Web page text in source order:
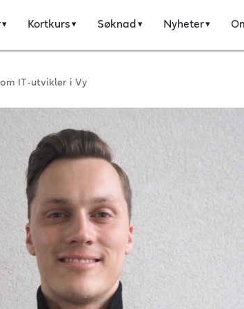
Kortkurs Søknad Nyheter
IT-utvikler i Vy